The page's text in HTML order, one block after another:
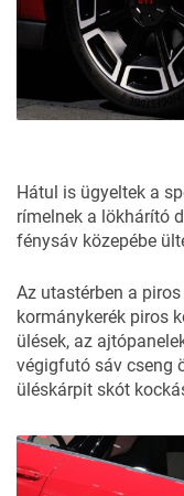
Hátul is ügyeltek a
rímelnek a lökhárító
fénysáv közepébe
Az utastérben a
kormánykerék piros
ülések, az
végigfutó sáv cseng
üléskárpit skót